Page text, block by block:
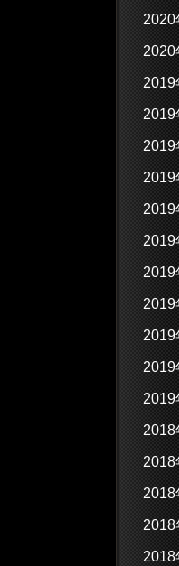
2020
2020
2019
2019
2019
2019
2019
2019
2019
2019
2019
2019
2019
2018
2018
2018
2018
2018